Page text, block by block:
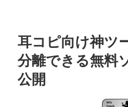
耳コピ向け神ツ
分離できる無料
公開